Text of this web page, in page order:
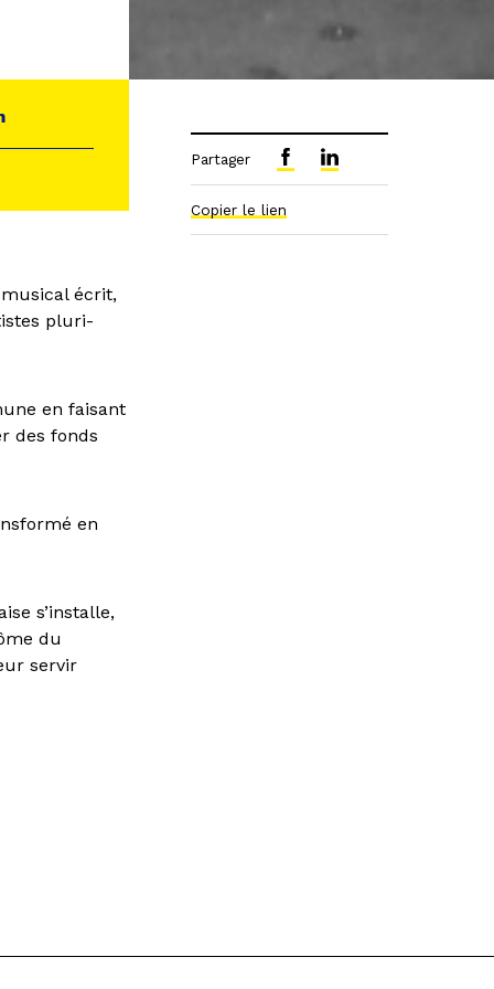
écrit,
pluri-
en faisant
des fonds
en
s’installe,
du
servir
Partager
Copier le lien